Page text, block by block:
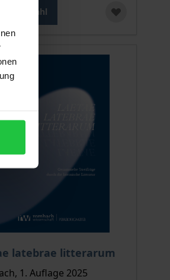
Zur Auswahl
Produktoption auf der
latebrae litterarum
dieses Titels richtet sich nach
1. Auflage 2025